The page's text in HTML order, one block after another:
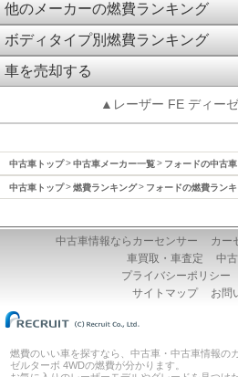
他のメーカーの燃費ランキング
ボディタイプ別燃費ランキング
車を売却する
▲レーザー FE ディー
中古車トップ 中古車メーカー一覧 フォードの中古車
中古車トップ 燃費ランキング フォードの燃費ラン
中古車情報ならカーセンサー
カー
車買取・車査定
中
プライバシーポリシー
サイトマップ
お問
燃費のいい車を探すなら、中古車・中古車情報の
ゼルターボ 4WDの燃費が分かります。